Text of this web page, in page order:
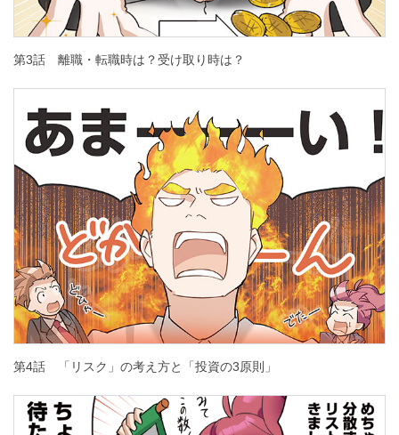
第3話 離職・転職時は？受け取り時は？
第4話 「リスク」の考え方と「投資の3原則」